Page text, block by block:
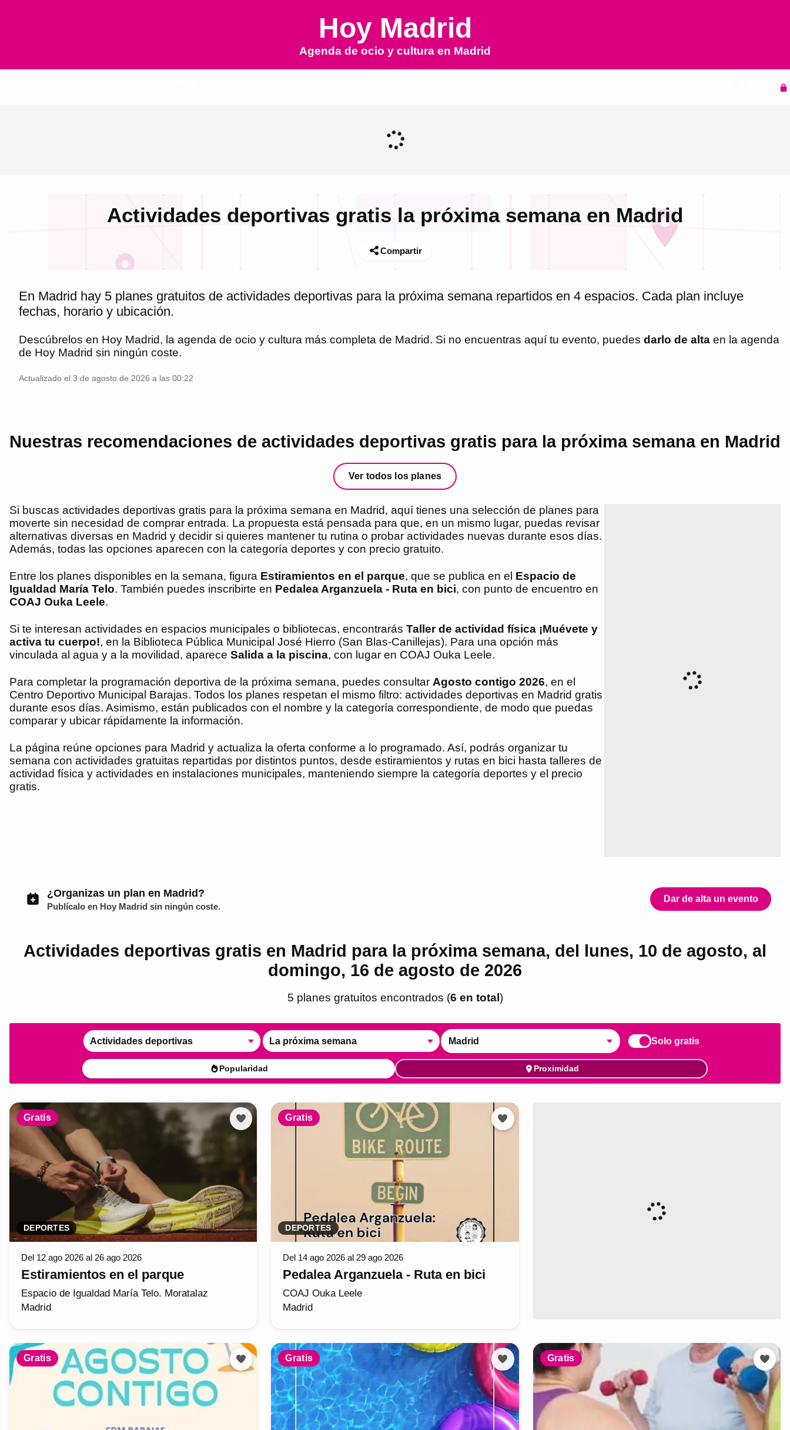
Hoy Madrid
Agenda de ocio y cultura en Madrid
Actividades deportivas gratis la próxima semana en Madrid
Compartir
En Madrid hay 5 planes gratuitos de actividades deportivas para la próxima semana repartidos en 4 espacios. Cada plan incluye
fechas, horario y ubicación.
Descúbrelos en Hoy Madrid, la agenda de ocio y cultura más completa de Madrid. Si no encuentras aquí tu evento, puedes darlo de alta en la agenda
de Hoy Madrid sin ningún coste.
Actualizado el 3 de agosto de 2026 a las 00:22
Nuestras recomendaciones de actividades deportivas gratis para la próxima semana en Madrid
Ver todos los planes
Si buscas actividades deportivas gratis para la próxima semana en Madrid, aquí tienes una selección de planes para
moverte sin necesidad de comprar entrada. La propuesta está pensada para que, en un mismo lugar, puedas revisar
alternativas diversas en Madrid y decidir si quieres mantener tu rutina o probar actividades nuevas durante esos días.
Además, todas las opciones aparecen con la categoría deportes y con precio gratuito.
Entre los planes disponibles en la semana, figura Estiramientos en el parque, que se publica en el Espacio de
Igualdad María Telo. También puedes inscribirte en Pedalea Arganzuela - Ruta en bici, con punto de encuentro en
COAJ Ouka Leele.
Si te interesan actividades en espacios municipales o bibliotecas, encontrarás Taller de actividad física ¡Muévete y
activa tu cuerpo!, en la Biblioteca Pública Municipal José Hierro (San Blas-Canillejas). Para una opción más
vinculada al agua y a la movilidad, aparece Salida a la piscina, con lugar en COAJ Ouka Leele.
Para completar la programación deportiva de la próxima semana, puedes consultar Agosto contigo 2026, en el
Centro Deportivo Municipal Barajas. Todos los planes respetan el mismo filtro: actividades deportivas en Madrid gratis
durante esos días. Asimismo, están publicados con el nombre y la categoría correspondiente, de modo que puedas
comparar y ubicar rápidamente la información.
La página reúne opciones para Madrid y actualiza la oferta conforme a lo programado. Así, podrás organizar tu
semana con actividades gratuitas repartidas por distintos puntos, desde estiramientos y rutas en bici hasta talleres de
actividad física y actividades en instalaciones municipales, manteniendo siempre la categoría deportes y el precio
gratis.
¿Organizas un plan en Madrid?
Publícalo en Hoy Madrid sin ningún coste.
Dar de alta un evento
Actividades deportivas gratis en Madrid para la próxima semana, del lunes, 10 de agosto, al
domingo, 16 de agosto de 2026
5 planes gratuitos encontrados (6 en total )
Actividades deportivas La próxima semana Madrid Solo gratis
Popularidad Proximidad
Gratis
DEPORTES
Del 12 ago 2026 al 26 ago 2026
Estiramientos en el parque
Espacio de Igualdad María Telo. Moratalaz
Madrid
Gratis
DEPORTES
Del 14 ago 2026 al 29 ago 2026
Pedalea Arganzuela - Ruta en bici
COAJ Ouka Leele
Madrid
Gratis Gratis Gratis